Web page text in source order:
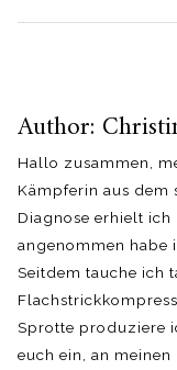
Author:
Hallo zusammen,
Kämpferin aus dem
Diagnose erhielt ich
angenommen habe
Seitdem tauche ich
Sprotte produziere
euch ein, an